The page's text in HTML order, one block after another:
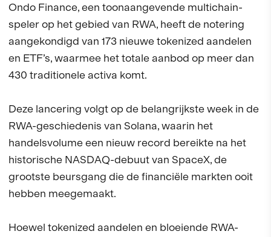
Ondo Finance, een toonaangevende multichain-
speler op het gebied van RWA, heeft de notering
aangekondigd van 173 nieuwe tokenized aandelen
en ETF’s, waarmee het totale aanbod op meer dan
430 traditionele activa komt.
Deze lancering volgt op de belangrijkste week in de
RWA-geschiedenis van Solana, waarin het
handelsvolume een nieuw record bereikte na het
historische NASDAQ-debuut van SpaceX, de
grootste beursgang die de financiële markten ooit
hebben meegemaakt.
Hoewel tokenized aandelen en bloeiende RWA-